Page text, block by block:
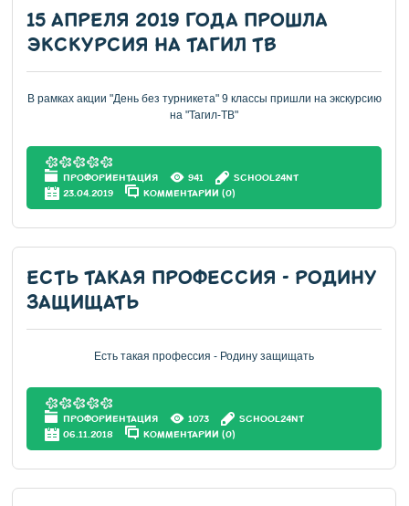
15 АПРЕЛЯ 2019 ГОДА ПРОШЛА
ЭКСКУРСИЯ НА ТАГИЛ ТВ
В рамках акции "День без турникета" 9 классы пришли на экскурсию
на "Тагил-ТВ"
ПРОФОРИЕНТАЦИЯ 941
SCHOOL24NT
23.04.2019
КОММЕНТАРИИ (0)
ЕСТЬ ТАКАЯ ПРОФЕССИЯ - РОДИНУ
ЗАЩИЩАТЬ
Есть такая профессия - Родину защищать
ПРОФОРИЕНТАЦИЯ 1073
SCHOOL24NT
06.11.2018
КОММЕНТАРИИ (0)